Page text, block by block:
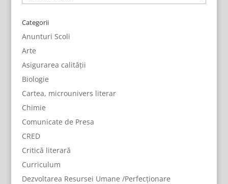
Categorii
Anunturi Scoli
Arte
Asigurarea calității
Biologie
Cartea, microunivers literar
Chimie
Comunicate de Presa
CRED
Critică literară
Curriculum
Dezvoltarea Resursei Umane /Perfecționare